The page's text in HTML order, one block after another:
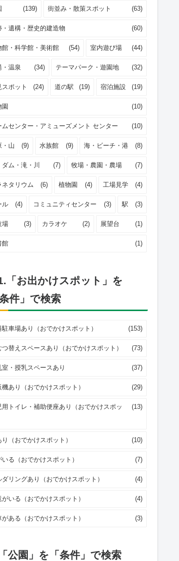
(139) 街並み・散策スポット (63)
・遺構・歴史的建造物 (60)
館・科学館・美術館 (54) 室内遊び場 (44)
・温泉 (34) テーマパーク・遊園地 (32)
スポット (24) 道の駅 (19) 宿泊施設 (19)
園 (10)
ムセンター・アミューズメント センター (10)
・山 (9) 水族館 (9) 海・ビーチ・港 (8)
ダム・滝・川 (7) 牧場・農園・農場 (7)
ネタリウム (6) 植物園 (4) 工場見学 (4)
ル (4) コミュニティセンター (3) 駅 (3)
場 (3) カラオケ (2) 展望台 (1)
館 (1)
「お出かけスポット」を
条件」で検索
駐車場あり（おでかけスポット） (153)
つ替えスペースあり（おでかけスポット） (73)
室・授乳スペースあり (37)
機あり（おでかけスポット） (29)
用トイレ・補助便座あり（おでかけスポッ
(13)
り（おでかけスポット） (10)
いる（おでかけスポット） (7)
ダリングあり（おでかけスポット） (4)
がいる（おでかけスポット） (4)
がある（おでかけスポット） (3)
公園」を「条件」で検索